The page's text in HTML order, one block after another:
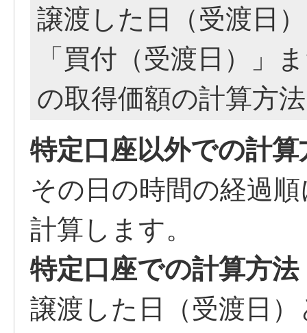
譲渡した日（受渡日
「買付（受渡日）」
の取得価額の計算方
特定口座以外での計算
その日の時間の経過
計算します。
特定口座での計算方法
譲渡した日（受渡日